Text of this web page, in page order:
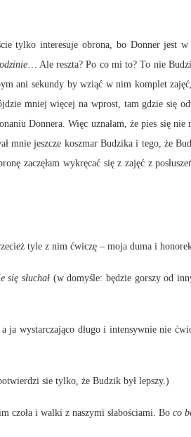
tylko interesuje obrona, bo Donner jest
… Ale reszta? Po co mi to? To nie
ani sekundy by wziąć w nim komplet
mniej więcej na wprost, tam gdzie się
Donnera. Więc uznałam, że pies się
mnie jeszcze koszmar Budzika i tego, że
zaczęłam wykręcać się z zajęć z
tyle z nim ćwiczę – moja duma i
się słuchał (w domyśle: będzie gorszy od
ja wystarczająco długo i intensywnie nie
sie tylko, że Budzik był lepszy.)
czoła i walki z naszymi słabościami. Bo co